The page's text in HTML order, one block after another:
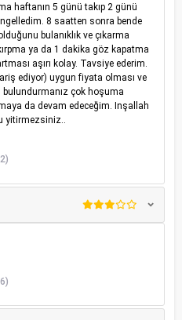
haftanın 5 günü takıp 2 günü
8 saatten sonra bende
bulanıklık ve çıkarma
ya da 1 dakika göz kapatma
aşırı kolay. Tavsiye ederim.
ediyor) uygun fiyata olması ve
çok hoşuma
da devam edeceğim. Inşallah
yitirmezsiniz..